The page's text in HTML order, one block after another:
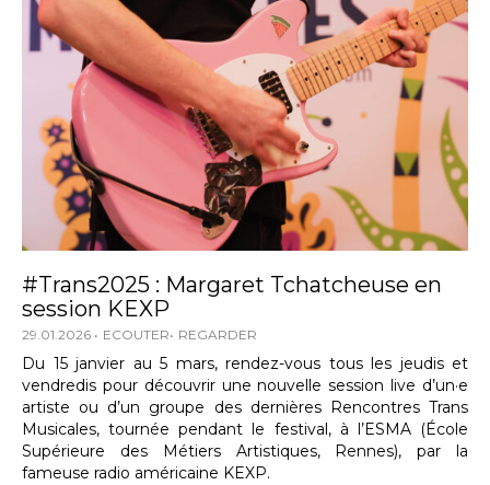
#Trans2025 : Margaret Tchatcheuse en
session KEXP
29.01.2026 ECOUTER REGARDER
Du 15 janvier au 5 mars, rendez-vous tous les jeudis et
vendredis pour découvrir une nouvelle session live d’un·e
artiste ou d’un groupe des dernières Rencontres Trans
Musicales, tournée pendant le festival, à l’ESMA (École
Supérieure des Métiers Artistiques, Rennes), par la
fameuse radio américaine KEXP.